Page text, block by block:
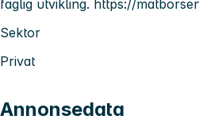
faglig utvikling. https://
Sektor
Privat
Annonsedata